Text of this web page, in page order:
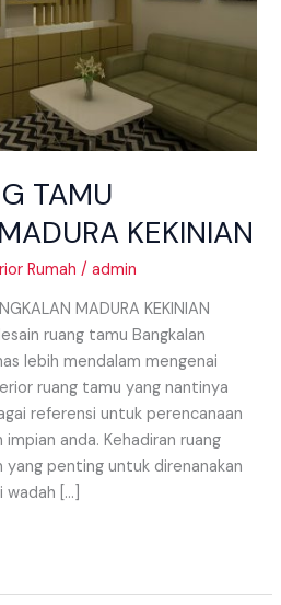
TAMU
KEKINIAN
Rumah /admin
MADURA KEKINIAN
ruang tamu Bangkalan
lebih mendalam mengenai
ruang tamu yang nantinya
referensi untuk perencanaan
anda. Kehadiran ruang
yang penting untuk direnanakan
wadah […]